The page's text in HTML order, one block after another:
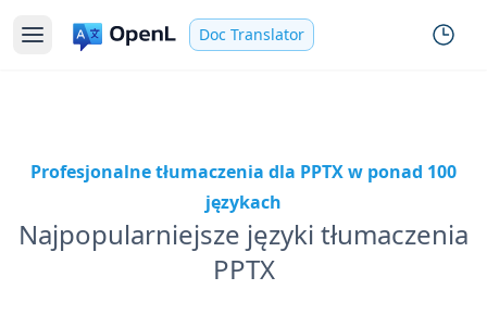
Doc Translator
Profesjonalne tłumaczenia dla PPTX w ponad 100
językach
Najpopularniejsze języki tłumaczenia
PPTX